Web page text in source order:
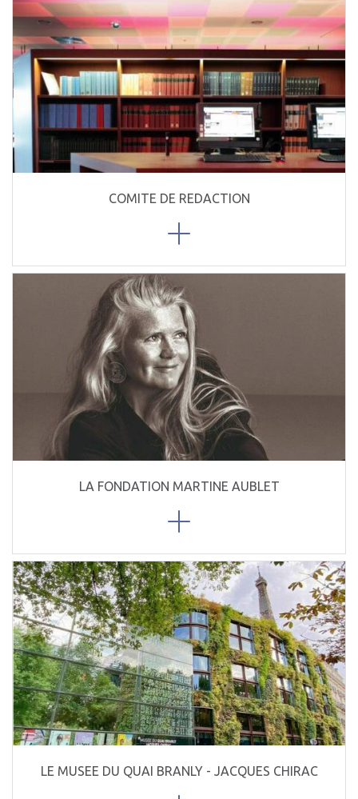
COMITE DE REDACTION
LA FONDATION MARTINE AUBLET
LE MUSEE DU QUAI BRANLY - JACQUES CHIRAC